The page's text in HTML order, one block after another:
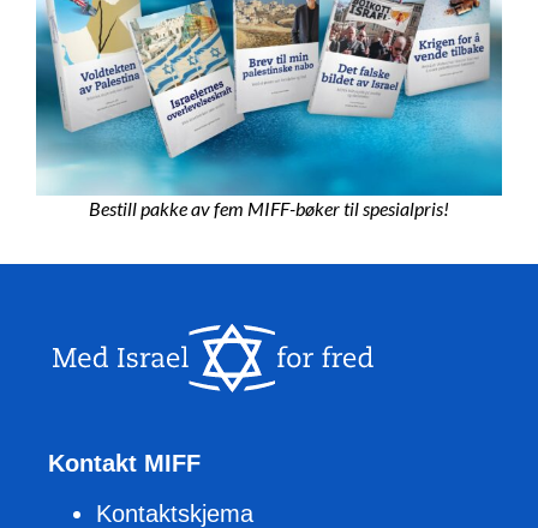
Bestill pakke av fem MIFF-bøker til spesialpris!
Kontakt MIFF
Kontaktskjema